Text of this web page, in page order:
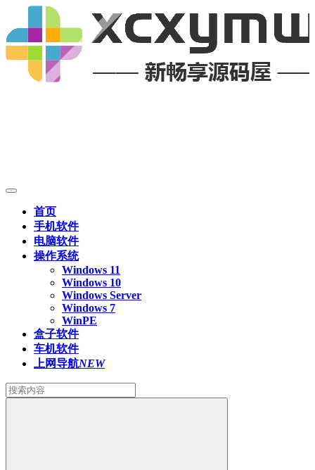
首页
手机软件
电脑软件
操作系统
Windows 11
Windows 10
Windows Server
Windows 7
WinPE
盒子软件
车机软件
上网导航NEW